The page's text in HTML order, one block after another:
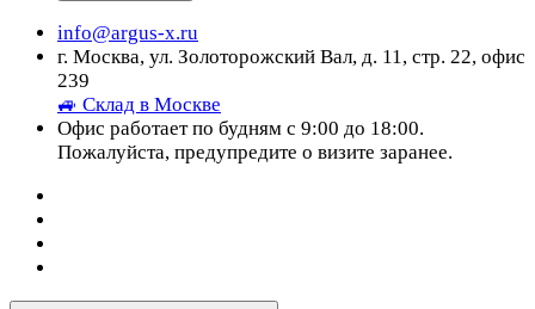
info@argus-x.ru
г. Москва, ул. Золоторожский Вал, д. 11, стр. 22, офис
239
🚙 Склад в Москве
Офис работает по будням с 9:00 до 18:00.
Пожалуйста, предупредите о визите заранее.